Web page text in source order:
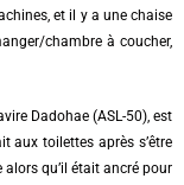
et il y a une chaise
chambre à coucher,
Dadohae (ASL-50), est
aux toilettes après s’être
qu’il était ancré pour